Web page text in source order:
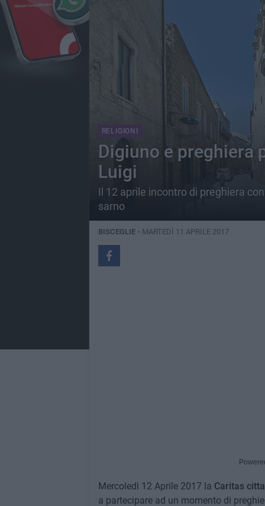
RELIGIONI
Digiuno e preghiera
Luigi
Il 12 aprile incontro di preghiera
sarno
BISCEGLIE - MARTEDÌ 11 APRILE 2017
Mercoledì 12 Aprile 2017 la Caritas
a partecipare ad un momento di